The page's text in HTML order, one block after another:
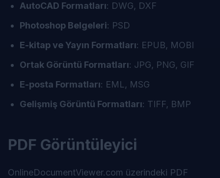
AutoCAD Formatları: DWG, DXF
Photoshop Belgeleri: PSD
E-kitap ve Yayın Formatları: EPUB, MOBI
Ortak Görüntü Formatları: JPG, PNG, GIF
E-posta Formatları: EML, MSG
Gelişmiş Görüntü Formatları: TIFF, BMP
PDF Görüntüleyici
OnlineDocumentViewer.com üzerindeki PDF